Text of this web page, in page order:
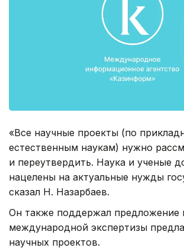
«Все научные проекты (по
естественным наукам) нужно
и переутвердить. Наука и ученые
нацелены на актуальные нужды
сказал Н. Назарбаев.
Он также поддержал предложение
международной экспертизы
научных проектов.